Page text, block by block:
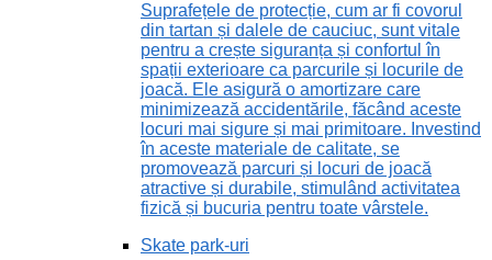
Suprafețele de protecție, cum ar fi covorul
din tartan și dalele de cauciuc, sunt vitale
pentru a crește siguranța și confortul în
spații exterioare ca parcurile și locurile de
joacă. Ele asigură o amortizare care
minimizează accidentările, făcând aceste
locuri mai sigure și mai primitoare. Investind
în aceste materiale de calitate, se
promovează parcuri și locuri de joacă
atractive și durabile, stimulând activitatea
fizică și bucuria pentru toate vârstele.
Skate park-uri